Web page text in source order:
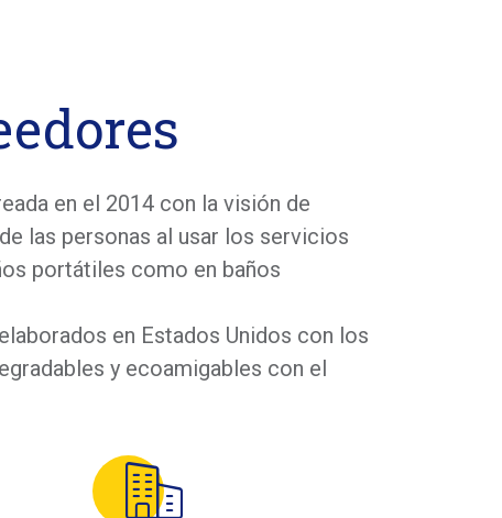
en el 2014 con la visión de
las personas al usar los servicios
portátiles como en baños
en Estados Unidos con los
y ecoamigables con el